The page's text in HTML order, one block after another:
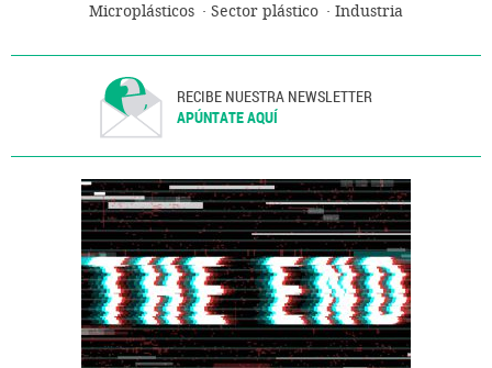
Microplásticos Sector plástico Industria
RECIBE NUESTRA NEWSLETTER
APÚNTATE AQUÍ